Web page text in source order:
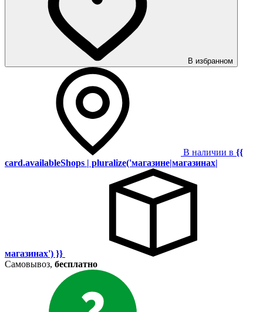
В избранном
В наличии в {{
card.availableShops | pluralize('магазине|магазинах|
магазинах') }}
Самовывоз, бесплатно